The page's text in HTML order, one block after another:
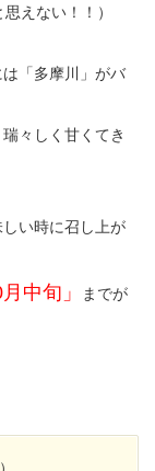
えない！！）
「多摩川」がバ
々しく甘くてき
い時に召し上が
中旬」
までが